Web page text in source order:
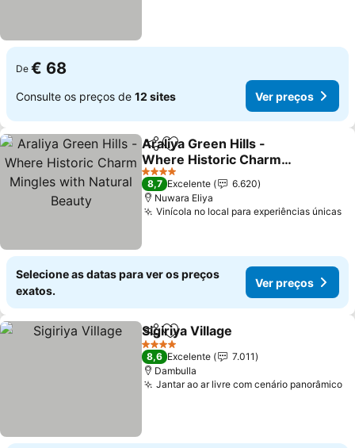
De € 68
Consulte os preços de 12 sites Ver preços
PartilharAdicionar aos favoritos
Araliya Green Hills -
Where Historic Charm
Mingles with Natural
Beauty
Ver preços
4 Estrelas
8,7 Excelente
6.620
Nuwara Eliya
Vinícola no local para experiências únicas
Selecione as datas para ver os preços
exatos.
Ver preços
PartilharAdicionar aos favoritos
Sigiriya Village
4 Estrelas
8,6 Excelente
7.011
Dambulla
Jantar ao ar livre com cenário panorâmico